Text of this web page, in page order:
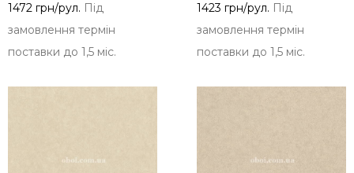
1472 грн/рул. Під
замовлення термін
поставки до 1,5 міс.
1423 грн/рул. Під
замовлення термін
поставки до 1,5 міс.